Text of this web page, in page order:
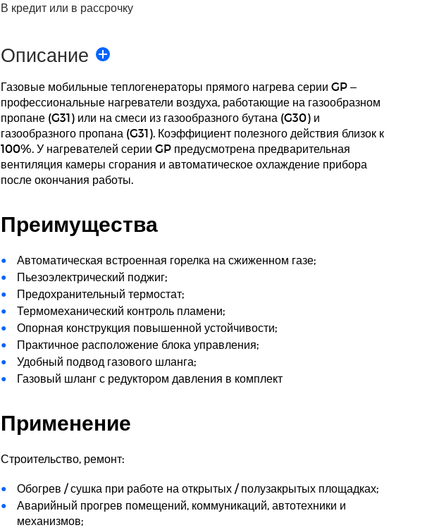
В кредит или в рассрочку
Описание
Газовые мобильные теплогенераторы прямого нагрева серии GP –
профессиональные нагреватели воздуха, работающие на газообразном
пропане (G31) или на смеси из газообразного бутана (G30) и
газообразного пропана (G31). Коэффициент полезного действия близок к
100%. У нагревателей серии GP предусмотрена предварительная
вентиляция камеры сгорания и автоматическое охлаждение прибора
после окончания работы.
Преимущества
Автоматическая встроенная горелка на сжиженном газе;
Пьезоэлектрический поджиг;
Предохранительный термостат;
Термомеханический контроль пламени;
Опорная конструкция повышенной устойчивости;
Практичное расположение блока управления;
Удобный подвод газового шланга;
Газовый шланг с редуктором давления в комплект
Применение
Строительство, ремонт:
Обогрев / сушка при работе на открытых / полузакрытых площадках;
Аварийный прогрев помещений, коммуникаций, автотехники и
механизмов;